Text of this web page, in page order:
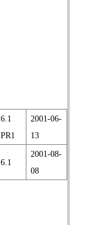
6.1
PR1
2001-06-
13
6.1
2001-08-
08